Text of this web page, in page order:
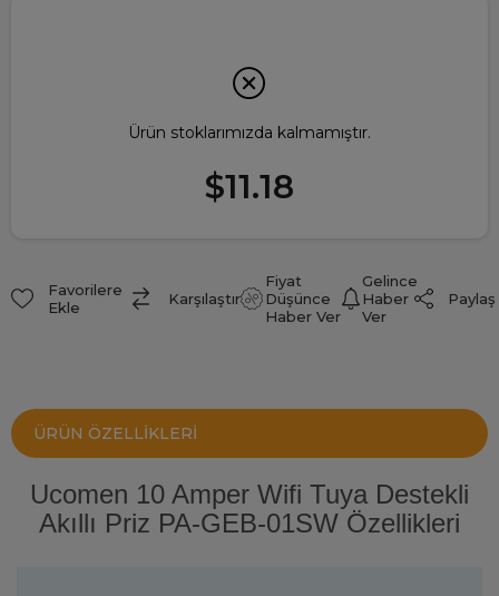
Ürün stoklarımızda kalmamıştır.
$11.18
Favorilere
Ekle
Karşılaştır
Fiyat
Düşünce
Haber Ver
Gelince
Haber
Ver
Paylaş
ÜRÜN ÖZELLIKLERI
Ucomen 10 Amper Wifi Tuya Destekli
Akıllı Priz PA-GEB-01SW Özellikleri